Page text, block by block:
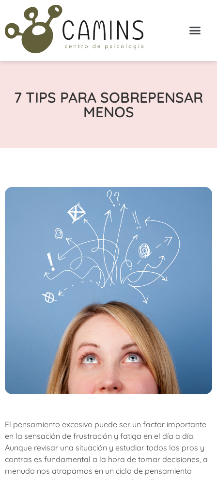
7 TIPS PARA SOBREPENSAR
MENOS
El pensamiento excesivo puede ser un factor importante
en la sensación de frustración y fatiga en el día a día.
Aunque revisar una situación y estudiar todos los pros y
contras es fundamental a la hora de tomar decisiones, a
menudo nos atrapamos en un ciclo de pensamiento